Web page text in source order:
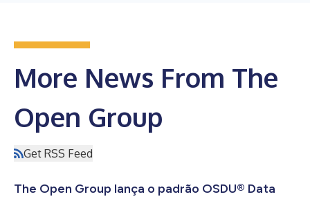
More News From The
Open Group
Get RSS Feed
The Open Group lança o padrão OSDU® Data